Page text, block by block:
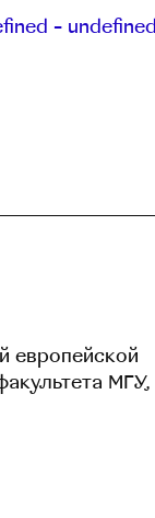
- undefined
европейской
МГУ,